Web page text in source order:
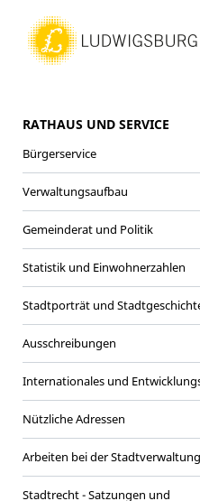
RATHAUS UND SERVICE
Bürgerservice
Verwaltungsaufbau
Gemeinderat und Politik
Statistik und Einwohnerzahlen
Stadtporträt und
Ausschreibungen
Internationales und
Nützliche Adressen
Arbeiten bei der Stadtverwaltung
Stadtrecht - Satzungen und